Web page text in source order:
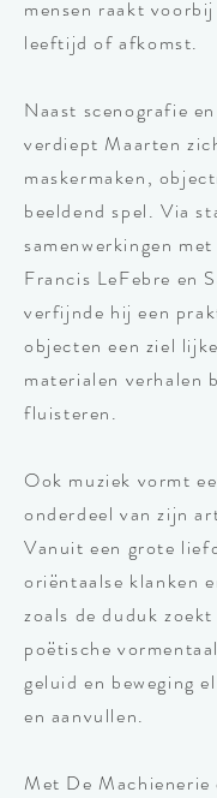
mensen raakt
leeftijd of afkomst.
Naast scenografie
verdiept Maarten
maskermaken,
beeldend spel. Via
samenwerkingen
Francis LeFebre en
verfijnde hij een
objecten een ziel
materialen verhalen
fluisteren.
Ook muziek vormt
onderdeel van zijn
Vanuit een grote
oriëntaalse klanken
zoals de duduk
poëtische
geluid en beweging
en aanvullen.
Met De Machienerie